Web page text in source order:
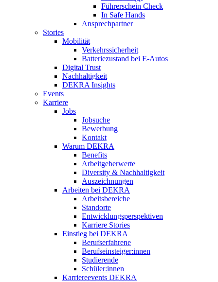
Führerschein Check
In Safe Hands
Ansprechpartner
Stories
Mobilität
Verkehrssicherheit
Batteriezustand bei E-Autos
Digital Trust
Nachhaltigkeit
DEKRA Insights
Events
Karriere
Jobs
Jobsuche
Bewerbung
Kontakt
Warum DEKRA
Benefits
Arbeitgeberwerte
Diversity & Nachhaltigkeit
Auszeichnungen
Arbeiten bei DEKRA
Arbeitsbereiche
Standorte
Entwicklungsperspektiven
Karriere Stories
Einstieg bei DEKRA
Berufserfahrene
Berufseinsteiger:innen
Studierende
Schüler:innen
Karriereevents DEKRA